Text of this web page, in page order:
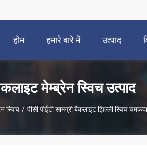
होम हमारे बारे में उत्पाद
मेम्ब्रेन स्विच उत्पाद
स्विच / पीसी पीईटी सामग्री बैकलाइट झिल्ली स्विच